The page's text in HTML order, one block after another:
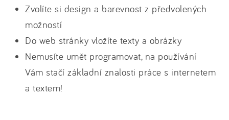
Zvolíte si design a barevnost z předvolených
možností
Do web stránky vložíte texty a obrázky
Nemusíte umět programovat, na používání
Vám stačí základní znalosti práce s internetem
a textem!